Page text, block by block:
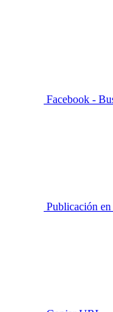
Facebook -
Publicación